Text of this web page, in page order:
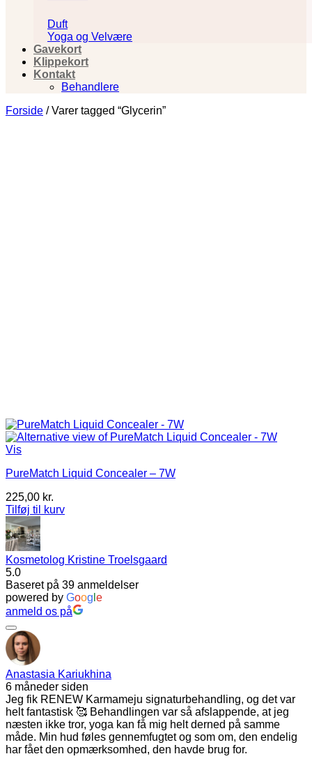
Duft
Yoga og Velvære
Gavekort
Klippekort
Kontakt
Behandlere
Forside /Varer tagged “Glycerin”
Vis
PureMatch Liquid Concealer – 7W
225,00 kr.
Tilføj til kurv
Kosmetolog Kristine Troelsgaard
5.0
Baseret på 39 anmeldelser
powered by Goog e
anmeld os på
Anastasia Kariukhina
6 måneder siden
Jeg fik RENEW Karmameju signaturbehandling, og det var
helt fantastisk 🥰 Behandlingen var så afslappende, at jeg
næsten ikke tror, yoga kan få mig helt derned på samme
måde. Min hud føles gennemfugtet og som om, den endelig
har fået den opmærksomhed, den havde brug for.